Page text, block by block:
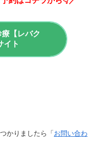
【レバク
イト
かりましたら「お問い合わ